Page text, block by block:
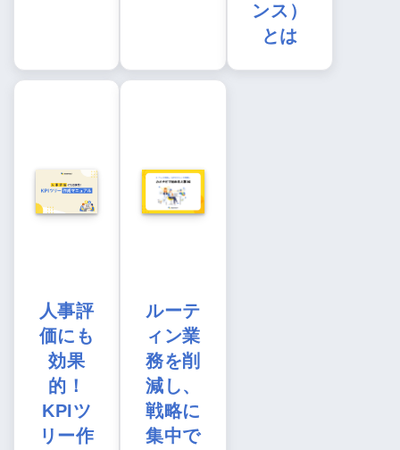
ンス）
とは
人事評
価にも
効果
的！
KPIツ
リー作
ルーテ
ィン業
務を削
減し、
戦略に
集中で